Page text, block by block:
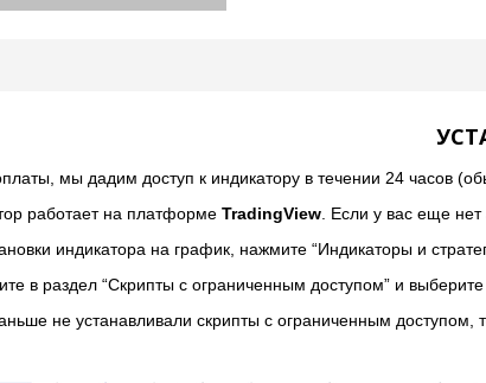
мы дадим доступ к индикатору в течении 24 часов
работает на платформе TradingView . Если у вас еще нет
индикатора на график, нажмите “Индикаторы и
в раздел “Скрипты с ограниченным доступом” и выберите
не устанавливали скрипты с ограниченным доступом,